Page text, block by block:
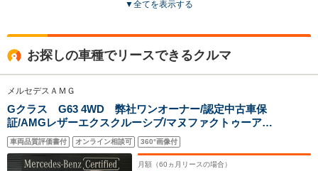
サイズ
全高
1.95m～1.97m
全幅
1.8m～1.86m
4.11m～4.58m
5ドア
1.84m
全幅
2.03m
全長
▼全てを表示する
お探しの車種でリースできるクルマ
メルセデスＡＭＧ
Gクラス G63 4WD 弊社ワンオーナー/認定中古車保
証/AMGレザーエクスクルーシブ/マヌファクトゥーアプ
ログラム・プラス/インテリアプラスP/ベージュシートベ
ルト /チタニウムグレーペイント21インチAMG5ツイン
AW
車両品質評価書付 オンライン相談可 360°画像付
月額（60 ヵ月リースの場合）